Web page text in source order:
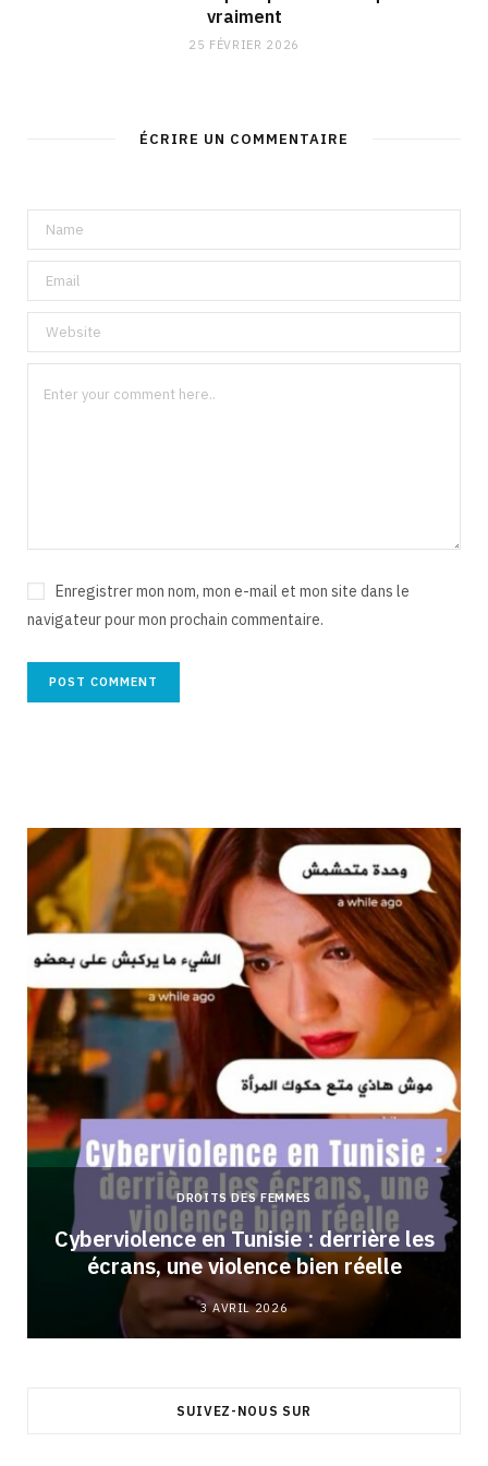
vraiment
25 FÉVRIER 2026
ÉCRIRE UN COMMENTAIRE
Enregistrer mon nom, mon e-mail et mon site dans le
navigateur pour mon prochain commentaire.
DROITS DES FEMMES
Cyberviolence en Tunisie : derrière les
écrans, une violence bien réelle
3 AVRIL 2026
SUIVEZ-NOUS SUR